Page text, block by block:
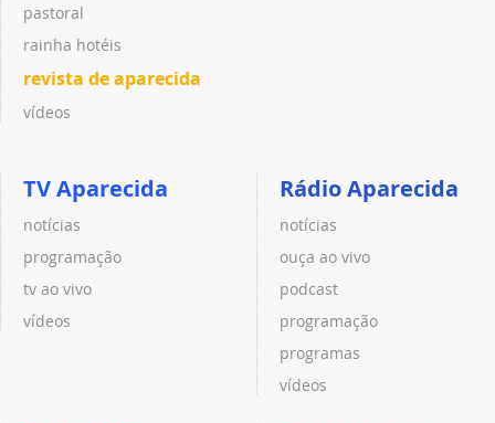
pastoral
rainha hotéis
revista de aparecida
vídeos
TV Aparecida
notícias
programação
tv ao vivo
vídeos
Rádio Aparecida
notícias
ouça ao vivo
podcast
programação
programas
vídeos